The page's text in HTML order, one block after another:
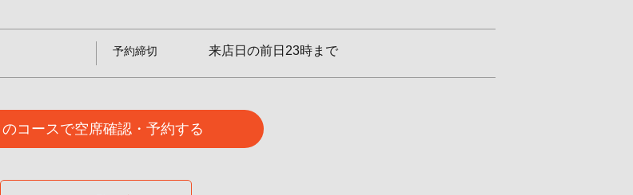
予約締切 来店日の前日23時まで
のコースで空席確認・予約する